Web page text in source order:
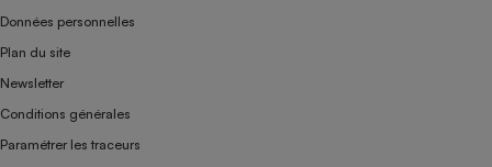
Données personnelles
Plan du site
Newsletter
Conditions générales
Paramétrer les traceurs